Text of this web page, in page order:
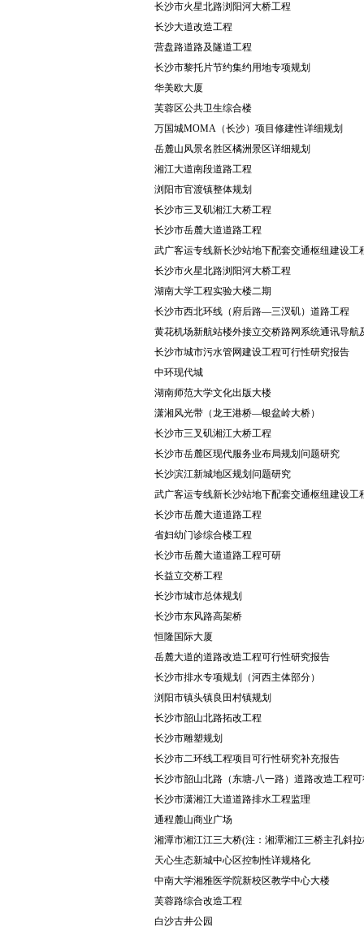
长沙市火星北路浏阳河大桥工程
长沙大道改造工程
营盘路道路及隧道工程
长沙市黎托片节约集约用地专项规划
华美欧大厦
芙蓉区公共卫生综合楼
万国城MOMA（长沙）项目修建性详细规划
岳麓山风景名胜区橘洲景区详细规划
湘江大道南段道路工程
浏阳市官渡镇整体规划
长沙市三叉矶湘江大桥工程
长沙市岳麓大道道路工程
武广客运专线新长沙站地下配套交通枢纽建设工
长沙市火星北路浏阳河大桥工程
湖南大学工程实验大楼二期
长沙市西北环线（府后路—三汊矶）道路工程
黄花机场新航站楼外接立交桥路网系统通讯导
长沙市城市污水管网建设工程可行性研究报告
中环现代城
湖南师范大学文化出版大楼
潇湘风光带（龙王港桥—银盆岭大桥）
长沙市三叉矶湘江大桥工程
长沙市岳麓区现代服务业布局规划问题研究
长沙滨江新城地区规划问题研究
武广客运专线新长沙站地下配套交通枢纽建设工
长沙市岳麓大道道路工程
省妇幼门诊综合楼工程
长沙市岳麓大道道路工程可研
长益立交桥工程
长沙市城市总体规划
长沙市东风路高架桥
恒隆国际大厦
岳麓大道的道路改造工程可行性研究报告
长沙市排水专项规划（河西主体部分）
浏阳市镇头镇良田村镇规划
长沙市韶山北路拓改工程
长沙市雕塑规划
长沙市二环线工程项目可行性研究补充报告
长沙市韶山北路（东塘-八一路）道路改造工程
长沙市潇湘江大道道路排水工程监理
通程麓山商业广场
湘潭市湘江江三大桥(注：湘潭湘江三桥主孔斜
天心生态新城中心区控制性详规格化
中南大学湘雅医学院新校区教学中心大楼
芙蓉路综合改造工程
白沙古井公园